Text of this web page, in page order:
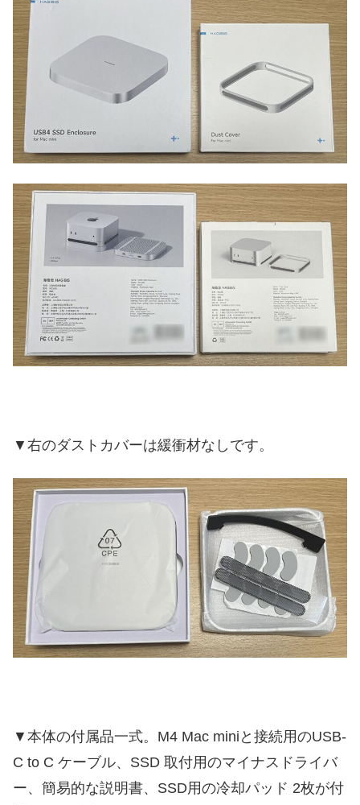
▼右のダストカバーは緩衝材なしです。
▼本体の付属品一式。M4 Mac miniと接続用のUSB-
C to C ケーブル、SSD 取付用のマイナスドライバ
ー、簡易的な説明書、SSD用の冷却パッド 2枚が付